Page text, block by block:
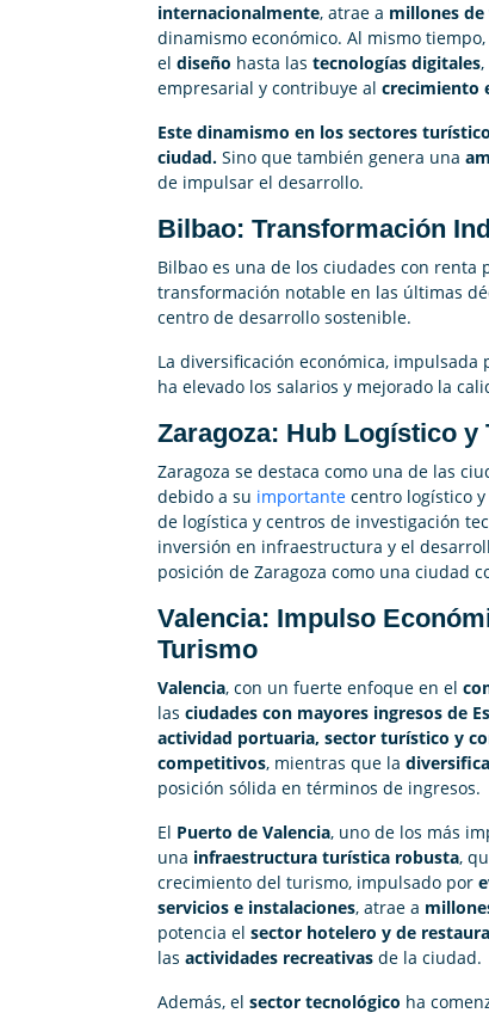
internacionalmente, atrae a millones
dinamismo económico. Al mismo
el diseño hasta las tecnologías digitales
empresarial y contribuye al crecimiento
Este dinamismo en los sectores
ciudad. Sino que también genera una
de impulsar el desarrollo.
Bilbao: Transformación
Bilbao es una de los ciudades con renta
transformación notable en las últimas
centro de desarrollo sostenible.
La diversificación económica,
ha elevado los salarios y mejorado la
Zaragoza: Hub Logístico y
Zaragoza se destaca como una de las
debido a su importante centro logístico
de logística y centros de investigación
inversión en infraestructura y el
posición de Zaragoza como una ciudad
Valencia: Impulso
Turismo
Valencia, con un fuerte enfoque en el
las ciudades con mayores ingresos de
actividad portuaria, sector turístico y
competitivos, mientras que la
posición sólida en términos de ingresos.
El Puerto de Valencia, uno de los más
una infraestructura turística robusta,
crecimiento del turismo, impulsado por
servicios e instalaciones, atrae a
potencia el sector hotelero y de
las actividades recreativas de la ciudad.
Además, el sector tecnológico ha